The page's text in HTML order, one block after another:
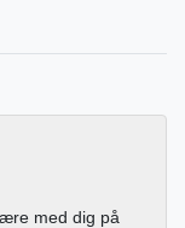
med dig på